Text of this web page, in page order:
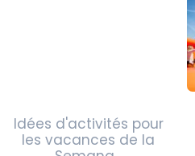
Idées d'activités pour
les vacances de la